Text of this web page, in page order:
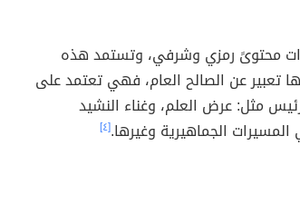
محتوىً رمزي وشرفي، وتستمد هذه
تعبير عن الصالح العام، فهي تعتمد على
مثل: عرض العلم، وغناء النشيد
الجماهيرية وغيرها.[٤]